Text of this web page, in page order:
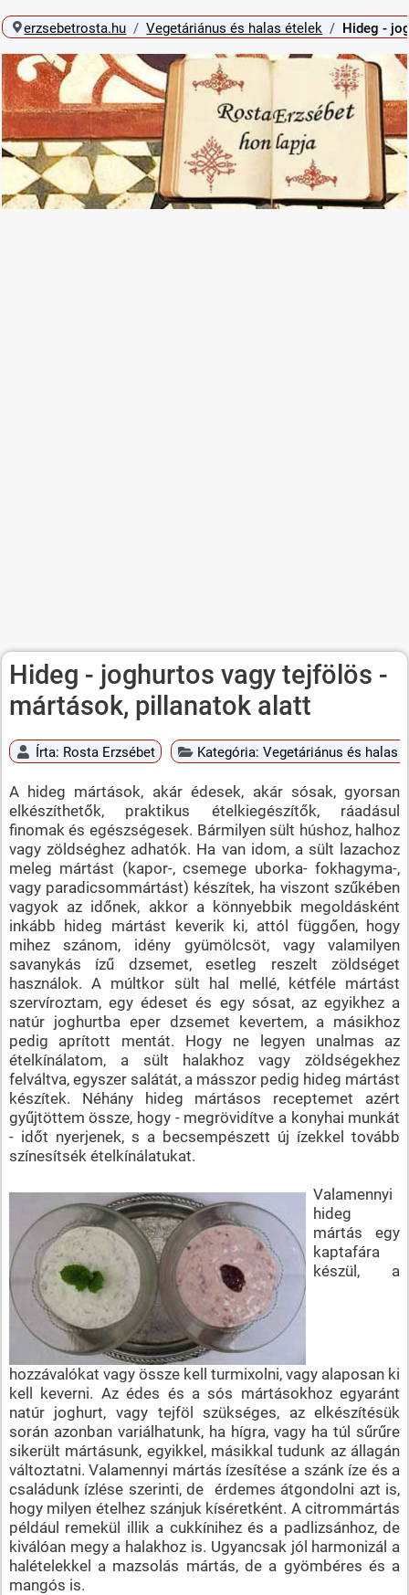
erzsebetrosta.hu Vegetáriánus és halas ételek Hideg -
Hideg - joghurtos vagy tejfölös -
mártások, pillanatok alatt
Írta: Rosta Erzsébet Kategória:Vegetáriánus és halas
A hideg mártások, akár édesek, akár sósak, gyorsan
elkészíthetők, praktikus ételkiegészítők, ráadásul
finomak és egészségesek. Bármilyen sült húshoz, halhoz
vagy zöldséghez adhatók. Ha van idom, a sült lazachoz
meleg mártást (kapor-, csemege uborka- fokhagyma-,
vagy paradicsommártást) készítek, ha viszont szűkében
vagyok az időnek, akkor a könnyebbik megoldásként
inkább hideg mártást keverik ki, attól függően, hogy
mihez szánom, idény gyümölcsöt, vagy valamilyen
savanykás ízű dzsemet, esetleg reszelt zöldséget
használok. A múltkor sült hal mellé, kétféle mártást
szervíroztam, egy édeset és egy sósat, az egyikhez a
natúr joghurtba eper dzsemet kevertem, a másikhoz
pedig aprított mentát. Hogy ne legyen unalmas az
ételkínálatom, a sült halakhoz vagy zöldségekhez
felváltva, egyszer salátát, a másszor pedig hideg mártást
készítek. Néhány hideg mártásos receptemet azért
gyűjtöttem össze, hogy - megrövidítve a konyhai munkát
- időt nyerjenek, s a becsempészett új ízekkel tovább
színesítsék ételkínálatukat.
Valamennyi
hideg
mártás egy
kaptafára
készül, a
hozzávalókat vagy össze kell turmixolni, vagy alaposan ki
kell keverni. Az édes és a sós mártásokhoz egyaránt
natúr joghurt, vagy tejföl szükséges, az elkészítésük
során azonban variálhatunk, ha hígra, vagy ha túl sűrűre
sikerült mártásunk, egyikkel, másikkal tudunk az állagán
változtatni. Valamennyi mártás ízesítése a szánk íze és a
családunk ízlése szerinti, de érdemes átgondolni azt is,
hogy milyen ételhez szánjuk kíséretként. A citrommártás
például remekül illik a cukkínihez és a padlizsánhoz, de
kiválóan megy a halakhoz is. Ugyancsak jól harmonizál a
halételekkel a mazsolás mártás, de a gyömbéres és a
mangós is.